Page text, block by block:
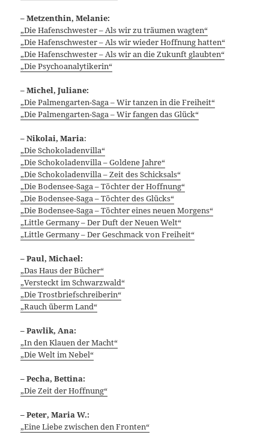
– Metzenthin, Melanie:
„Die Hafenschwester – Als wir zu träumen wagten“
„Die Hafenschwester – Als wir wieder Hoffnung hatten“
„Die Hafenschwester – Als wir an die Zukunft glaubten“
„Die Psychoanalytikerin“
– Michel, Juliane:
„Die Palmengarten-Saga – Wir tanzen in die Freiheit“
„Die Palmengarten-Saga – Wir fangen das Glück“
–Nikolai, Maria:
„Die Schokoladenvilla“
„Die Schokoladenvilla – Goldene Jahre“
„Die Schokoladenvilla – Zeit des Schicksals“
„Die Bodensee-Saga – Töchter der Hoffnung“
„Die Bodensee-Saga – Töchter des Glücks“
„Die Bodensee-Saga – Töchter eines neuen Morgens“
„Little Germany – Der Duft der Neuen Welt“
„Little Germany – Der Geschmack von Freiheit“
– Paul, Michael:
„Das Haus der Bücher“
„Versteckt im Schwarzwald“
„Die Trostbriefschreiberin“
„Rauch überm Land“
– Pawlik, Ana:
„In den Klauen der Macht“
„Die Welt im Nebel“
– Pecha, Bettina:
„Die Zeit der Hoffnung“
–Peter, Maria W.:
„Eine Liebe zwischen den Fronten“